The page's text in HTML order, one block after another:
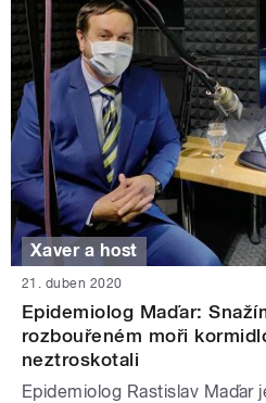
Xaver a host
21. duben 2020
Epidemiolog Maďar:
rozbouřeném moři
neztroskotali
Epidemiolog Rastislav Maďar